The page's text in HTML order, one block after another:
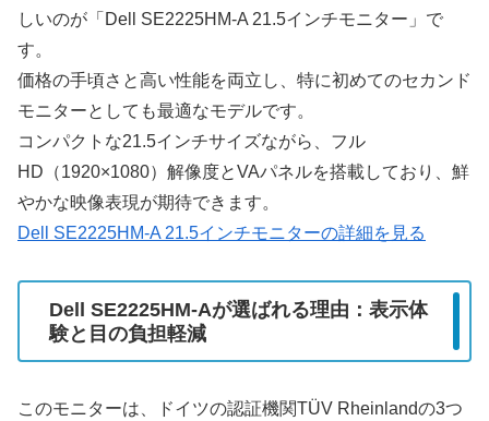
しいのが「Dell SE2225HM-A 21.5インチモニター」で
す。
価格の手頃さと高い性能を両立し、特に初めてのセカンド
モニターとしても最適なモデルです。
コンパクトな21.5インチサイズながら、フル
HD（1920×1080）解像度とVAパネルを搭載しており、鮮
やかな映像表現が期待できます。
Dell SE2225HM-A 21.5インチモニターの詳細を見る
Dell SE2225HM-Aが選ばれる理由：表示体
験と目の負担軽減
このモニターは、ドイツの認証機関TÜV Rheinlandの3つ